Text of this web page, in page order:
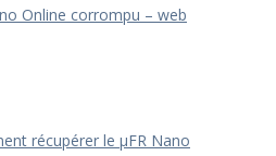
Online corrompu – web
récupérer le μFR Nano